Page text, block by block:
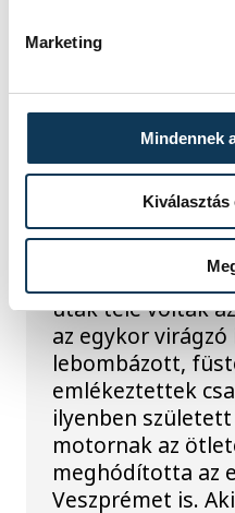
Marketing
Mindennek
Kiválasztás
Szerelem
A második
Olaszország
utak tele voltak
az egykor
lebombázott,
emlékeztettek
ilyenben
motornak az
meghódította az
Veszprémet is.